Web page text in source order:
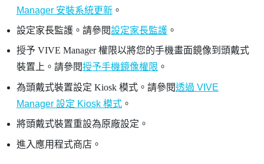
Manager 安裝系統更新。
設定家長監護。請參閱設定家長監護。
授予 VIVE Manager權限以將您的手機畫面鏡像到頭戴式
裝置上。請參閱授予手機鏡像權限 。
為頭戴式裝置設定 Kiosk 模式。請參閱透過 VIVE
Manager 設定 Kiosk 模式。
將頭戴式裝置重設為原廠設定。
進入應用程式商店。